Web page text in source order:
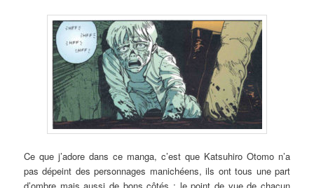
Ce que j’adore dans ce manga, c’est que Katsuhiro Otomo n’a
pas dépeint des personnages manichéens, ils ont tous une part